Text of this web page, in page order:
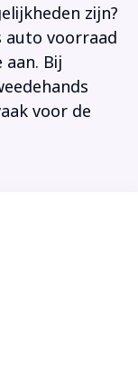
zijn?
auto voorraad
Bij
voor de